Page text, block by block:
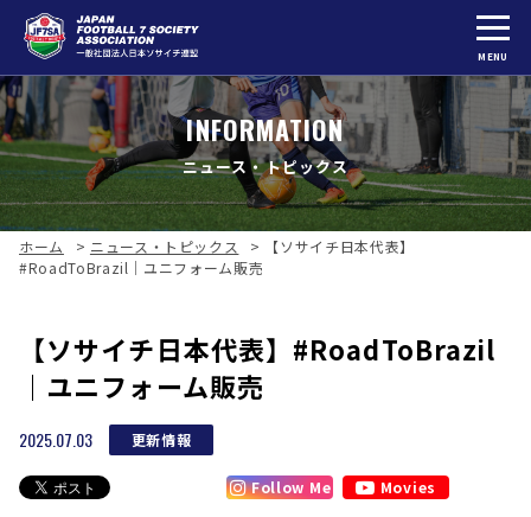
MENU
INFORMATION
ニュース・トピックス
ホーム > ニュース・トピックス >
【ソサイチ日本代表】
#RoadToBrazil｜ユニフォーム販売
【ソサイチ日本代表】#RoadToBrazil
｜ユニフォーム販売
2025.07.03 更新情報
Follow Me Movies